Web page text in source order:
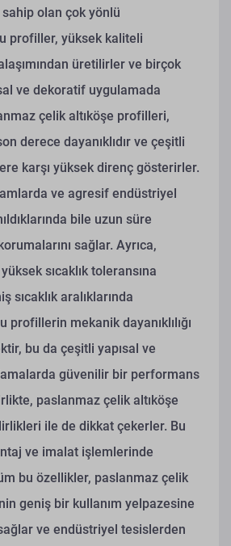
olan çok yönlü
profiller, yüksek kaliteli
üretilirler ve birçok
ve dekoratif uygulamada
çelik altıköşe profilleri,
derece dayanıklıdır ve çeşitli
karşı yüksek direnç gösterirler.
ve agresif endüstriyel
bile uzun süre
sağlar. Ayrıca,
sıcaklık toleransına
sıcaklık aralıklarında
profillerin mekanik dayanıklılığı
bu da çeşitli yapısal ve
güvenilir bir performans
paslanmaz çelik altıköşe
ile de dikkat çekerler. Bu
ve imalat işlemlerinde
bu özellikler, paslanmaz çelik
geniş bir kullanım yelpazesine
ve endüstriyel tesislerden